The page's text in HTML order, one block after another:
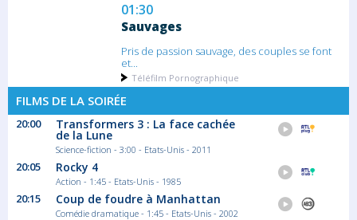
01:30
Sauvages
Pris de passion sauvage, des couples se font
et...
Téléfilm Pornographique
03:05
L'empire des loups
Alors que l'épouse d'un haut fonctionnaire...
Film Policier
FILMS DE LA SOIRÉE
20:00 Transformers 3 : La face cachée
de la Lune
Science-fiction - 3:00 - Etats-Unis - 2011
20:05 Rocky 4
Action - 1:45 - Etats-Unis - 1985
20:15 Coup de foudre à Manhattan
Comédie dramatique - 1:45 - Etats-Unis - 2002